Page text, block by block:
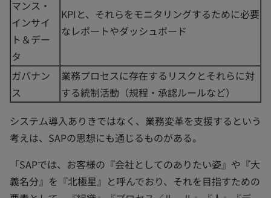
マンス・
インサイ
ト＆デー
タ
KPIと、それらをモニタリングするために必要
なレポートやダッシュボード
ガバナン
ス
業務プロセスに存在するリスクとそれらに対
する統制活動（規程・承認ルールなど）
システム導入ありきではなく、業務変革を支援するという
考えは、SAPの思想にも通じるものがある。
「SAPでは、お客様の『会社としてのありたい姿』や『大
義名分』を『北極星』と呼んでおり、それを目指すための